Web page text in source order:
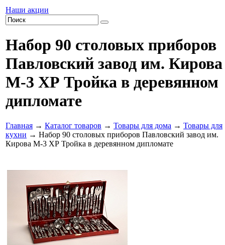
Наши акции
Набор 90 столовых приборов
Павловский завод им. Кирова
М-3 ХР Тройка в деревянном
дипломате
Главная → Каталог товаров → Товары для дома → Товары для
кухни → Набор 90 столовых приборов Павловский завод им.
Кирова М-3 ХР Тройка в деревянном дипломате